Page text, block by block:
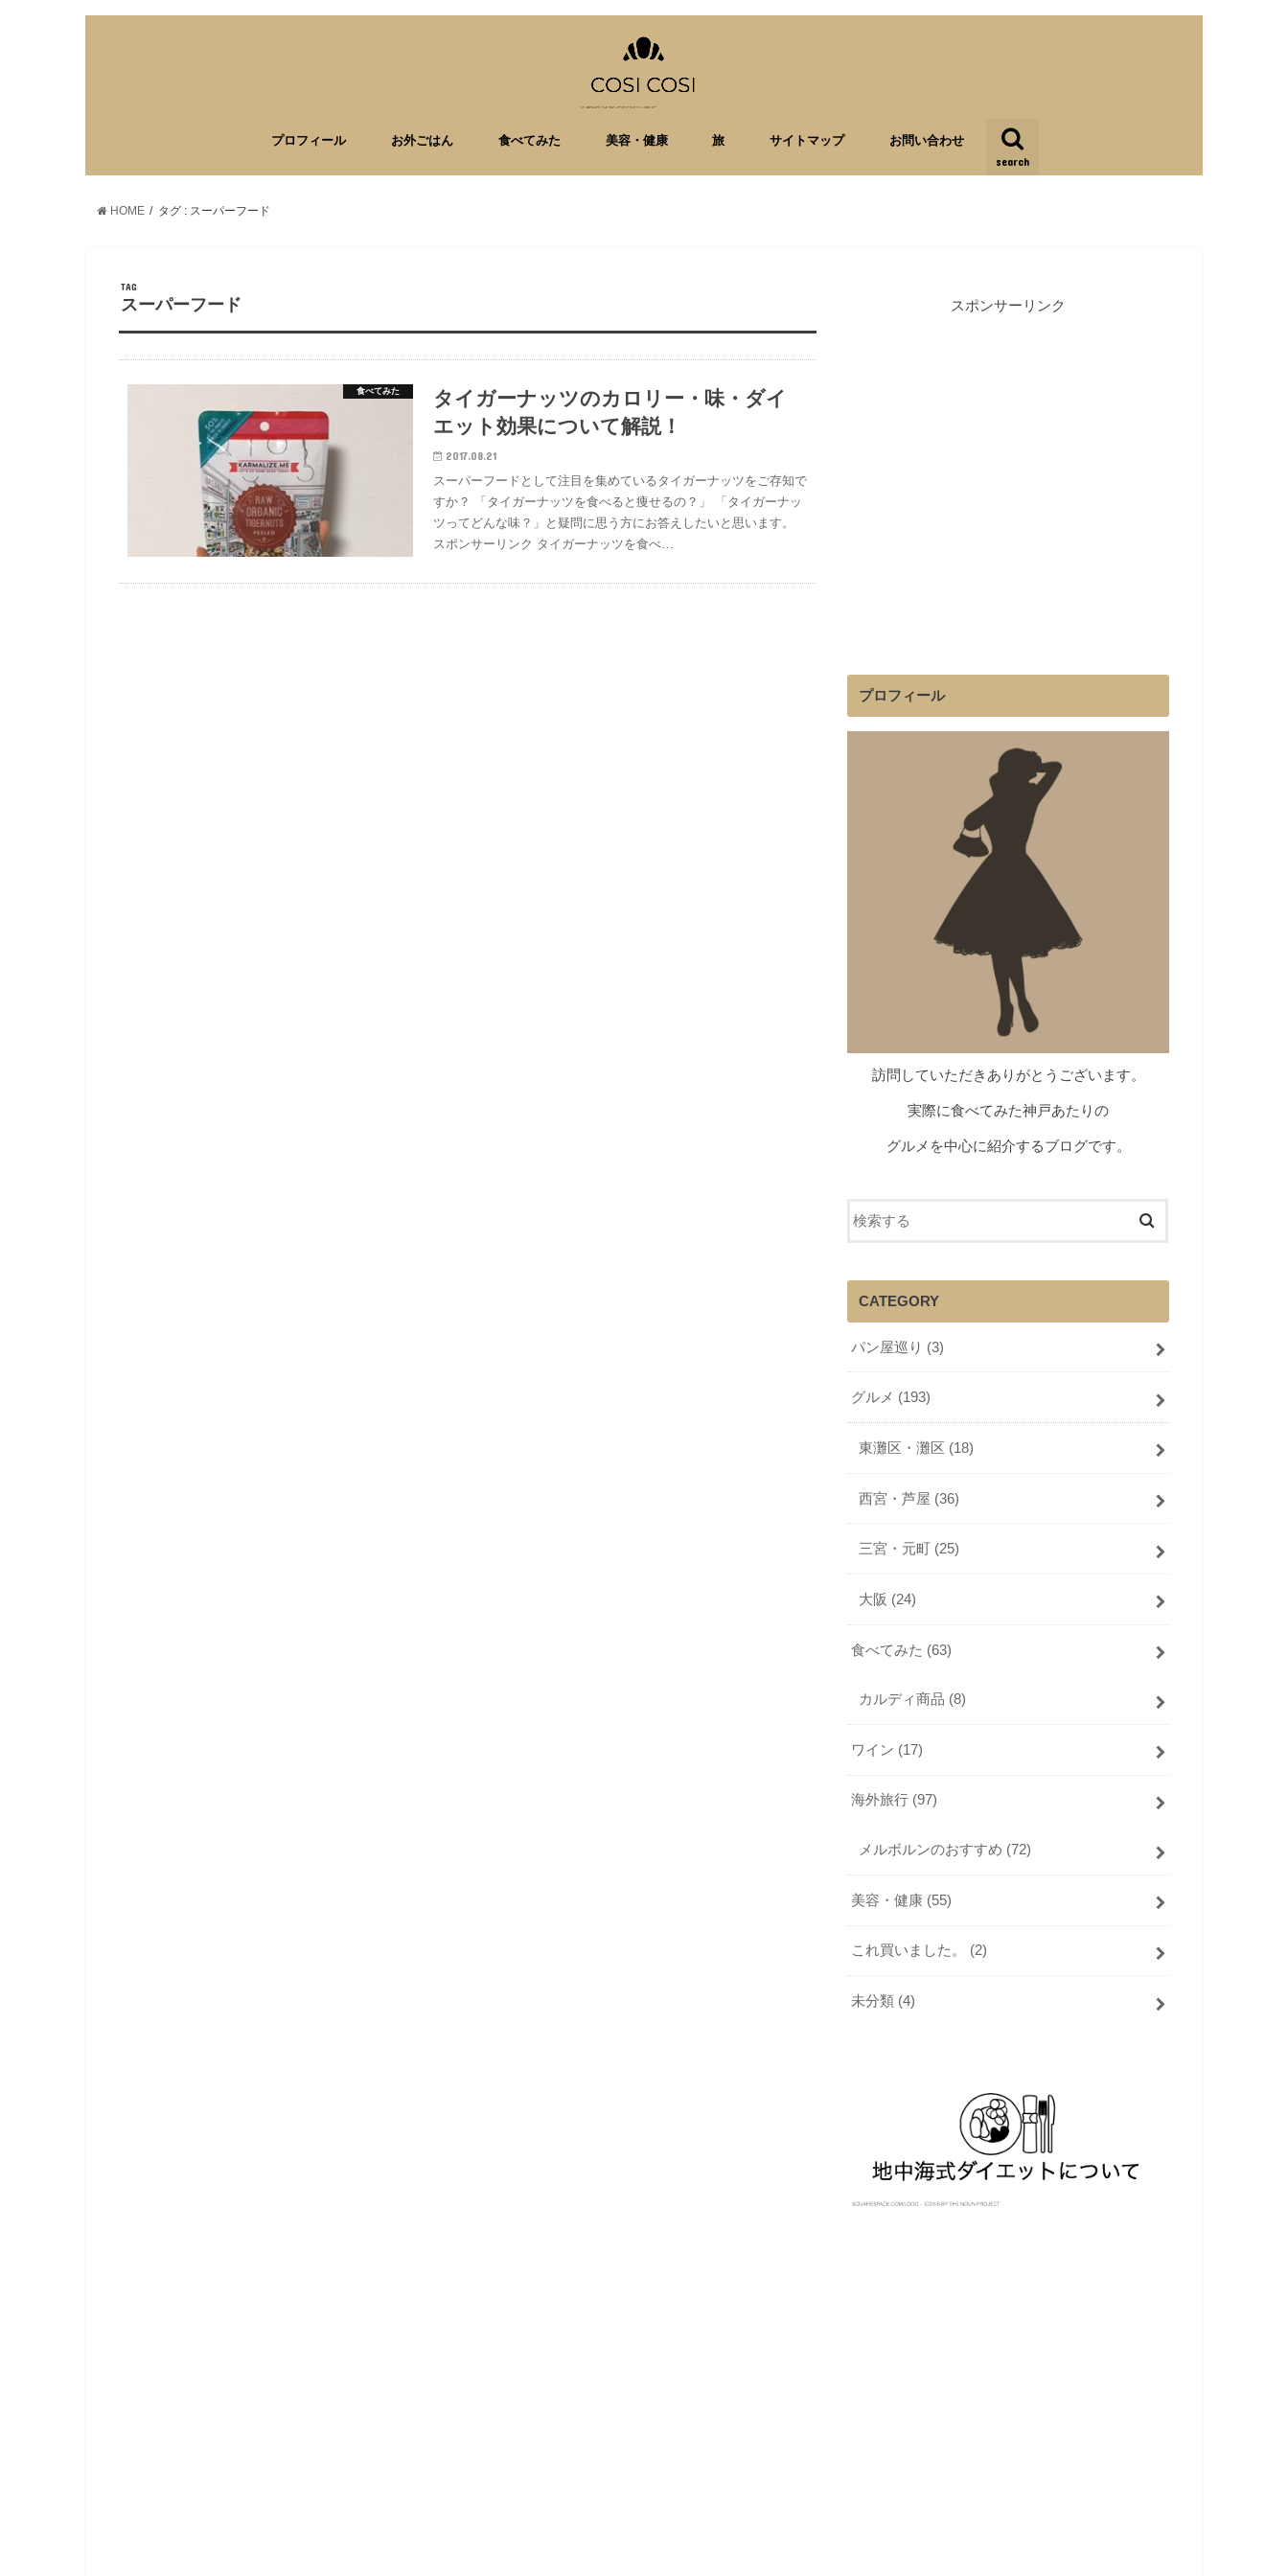
search
プロフィール お外ごはん 食べてみた 美容・健康 旅 サイトマップ お問い合わせ
HOME タグ : スーパーフード
TAG
スーパーフード
食べてみた
タイガーナッツのカロリー・味・ダイ
エット効果について解説！
2017.08.21
スーパーフードとして注目を集めているタイガーナッツをご存知で
すか？ 「タイガーナッツを食べると痩せるの？」 「タイガーナッ
ツってどんな味？」と疑問に思う方にお答えしたいと思います。
スポンサーリンク タイガーナッツを食べ…
スポンサーリンク
プロフィール
訪問していただきありがとうございます。
実際に食べてみた神戸あたりの
グルメを中心に紹介するブログです。
CATEGORY
パン屋巡り (3)
グルメ (193)
東灘区・灘区 (18)
西宮・芦屋 (36)
三宮・元町 (25)
大阪 (24)
食べてみた (63)
カルディ商品 (8)
ワイン (17)
海外旅行 (97)
メルボルンのおすすめ (72)
美容・健康 (55)
これ買いました。 (2)
未分類 (4)